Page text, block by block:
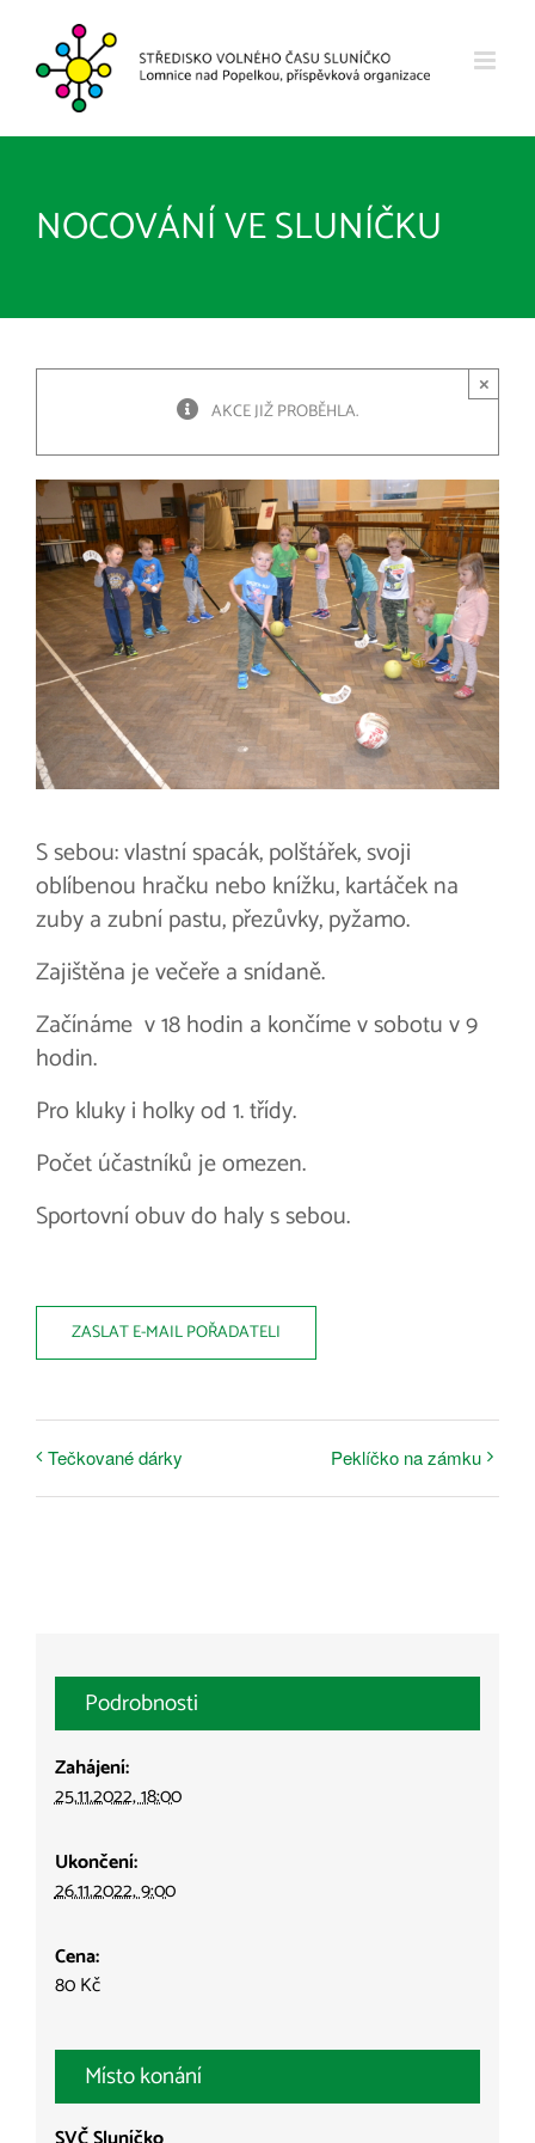
obsah
NOCOVÁNÍ VE SLUNÍČKU
AKCE JIŽ PROBĚHLA.
×
S sebou: vlastní spacák, polštářek, svoji
oblíbenou hračku nebo knížku, kartáček na
zuby a zubní pastu, přezůvky, pyžamo.
Zajištěna je večeře a snídaně.
Začínáme v 18 hodin a končíme v sobotu v 9
hodin.
Pro kluky i holky od 1. třídy.
Počet účastníků je omezen.
Sportovní obuv do haly s sebou.
ZASLAT E-MAIL POŘADATELI
Tečkované dárky Peklíčko na zámku
Podrobnosti
Zahájení:
25.11.2022, 18:00
Ukončení:
26.11.2022, 9:00
Cena:
80 Kč
Místo konání